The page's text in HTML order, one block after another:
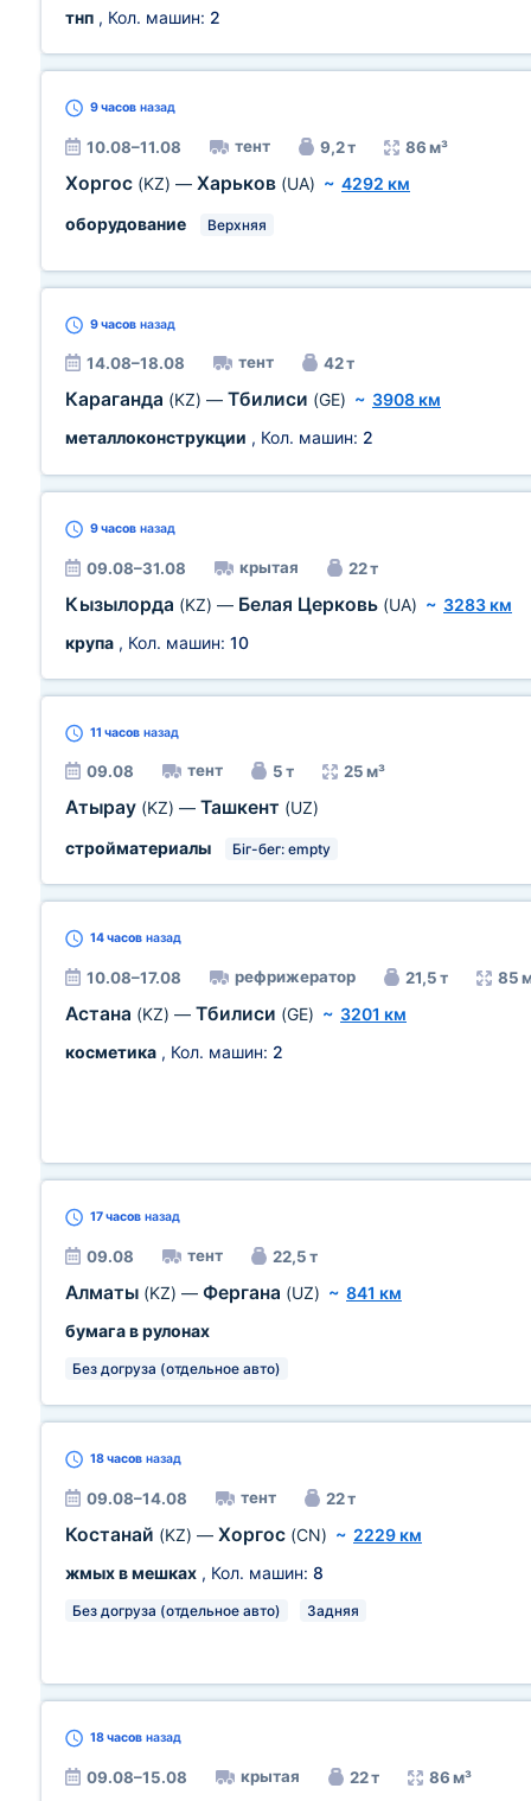
тнп , Кол. машин: 2
9 часов назад
10.08–11.08 тент 9,2 т 86 м³
Хоргос (KZ) — Харьков (UA) ~ 4292 км
оборудование
Верхняя
9 часов назад
14.08–18.08 тент 42 т
Караганда (KZ) — Тбилиси (GE) ~ 3908 км
металлоконструкции , Кол. машин: 2
9 часов назад
09.08–31.08 крытая 22 т
Кызылорда (KZ) — Белая Церковь (UA) ~ 3283 км
крупа , Кол. машин: 10
11 часов назад
09.08 тент 5 т 25 м³
Атырау (KZ) — Ташкент (UZ)
стройматериалы
Біг-бег: empty
14 часов назад
10.08–17.08 рефрижератор 21,5 т 85
Астана (KZ) — Тбилиси (GE) ~ 3201 км
косметика , Кол. машин: 2
17 часов назад
09.08 тент 22,5 т
Алматы (KZ) — Фергана (UZ) ~ 841 км
бумага в рулонах
Без догруза (отдельное авто)
18 часов назад
09.08–14.08 тент 22 т
Костанай (KZ) — Хоргос (CN) ~ 2229 км
жмых в мешках , Кол. машин: 8
Без догруза (отдельное авто) Задняя
18 часов назад
09.08–15.08 крытая 22 т 86 м³